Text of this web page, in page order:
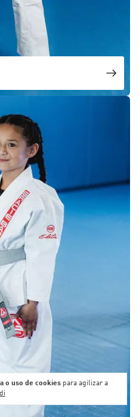
o uso de cookies para agilizar a